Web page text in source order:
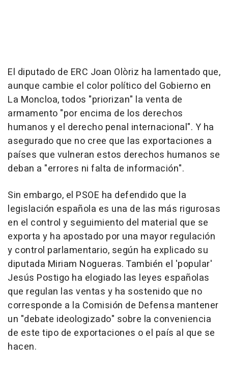
El diputado de ERC Joan Olòriz ha lamentado que,
aunque cambie el color político del Gobierno en
La Moncloa, todos "priorizan" la venta de
armamento "por encima de los derechos
humanos y el derecho penal internacional". Y ha
asegurado que no cree que las exportaciones a
países que vulneran estos derechos humanos se
deban a "errores ni falta de información".
Sin embargo, el PSOE ha defendido que la
legislación española es una de las más rigurosas
en el control y seguimiento del material que se
exporta y ha apostado por una mayor regulación
y control parlamentario, según ha explicado su
diputada Miriam Nogueras. También el 'popular'
Jesús Postigo ha elogiado las leyes españolas
que regulan las ventas y ha sostenido que no
corresponde a la Comisión de Defensa mantener
un "debate ideologizado" sobre la conveniencia
de este tipo de exportaciones o el país al que se
hacen.